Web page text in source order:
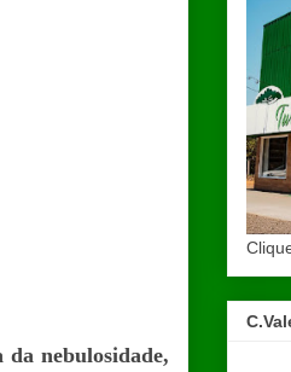
nebulosidade,